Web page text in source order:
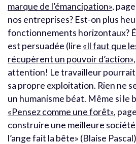
marque de l’émancipation»,
nos entreprises? Est-on plus
fonctionnements horizontaux?
est persuadée (lire «Il faut que
récupèrent un pouvoir d’action»
attention! Le travailleur
sa propre exploitation. Rien ne
un humanisme béat. Même si le
«Pensez comme une forêt»,
construire une meilleure
l’ange fait la bête» (Blaise